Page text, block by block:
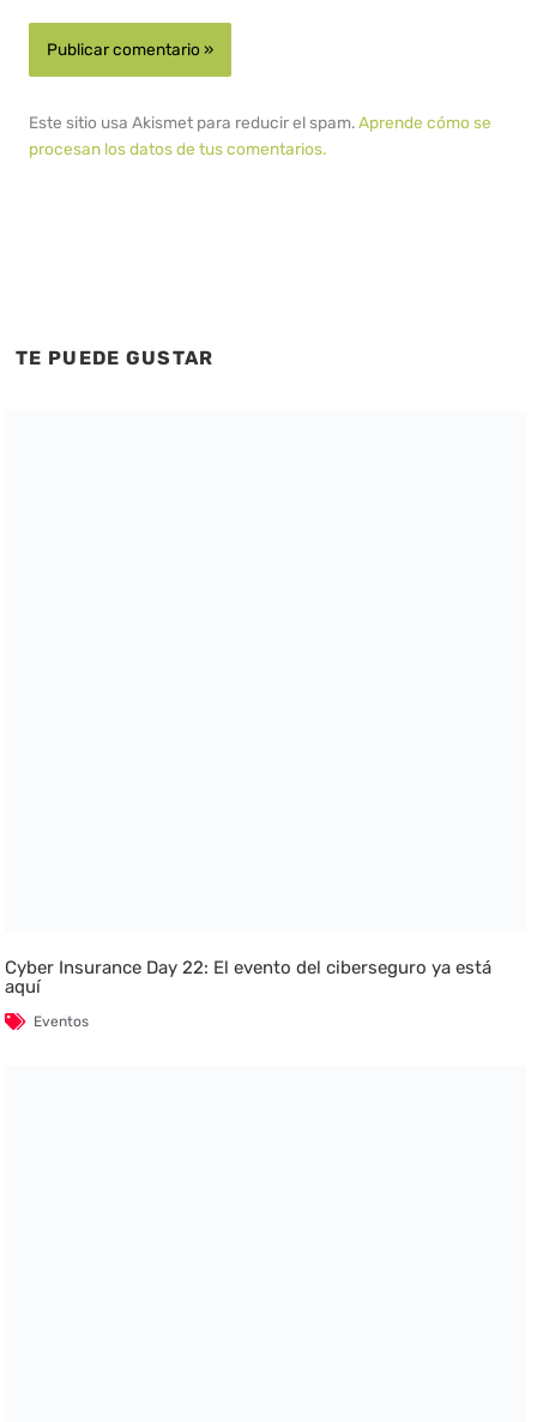
Este sitio usa Akismet para reducir el spam.Aprende cómo se
procesan los datos de tus comentarios.
TE PUEDE GUSTAR
Cyber Insurance Day 22: El evento del ciberseguro ya está
aquí
Eventos